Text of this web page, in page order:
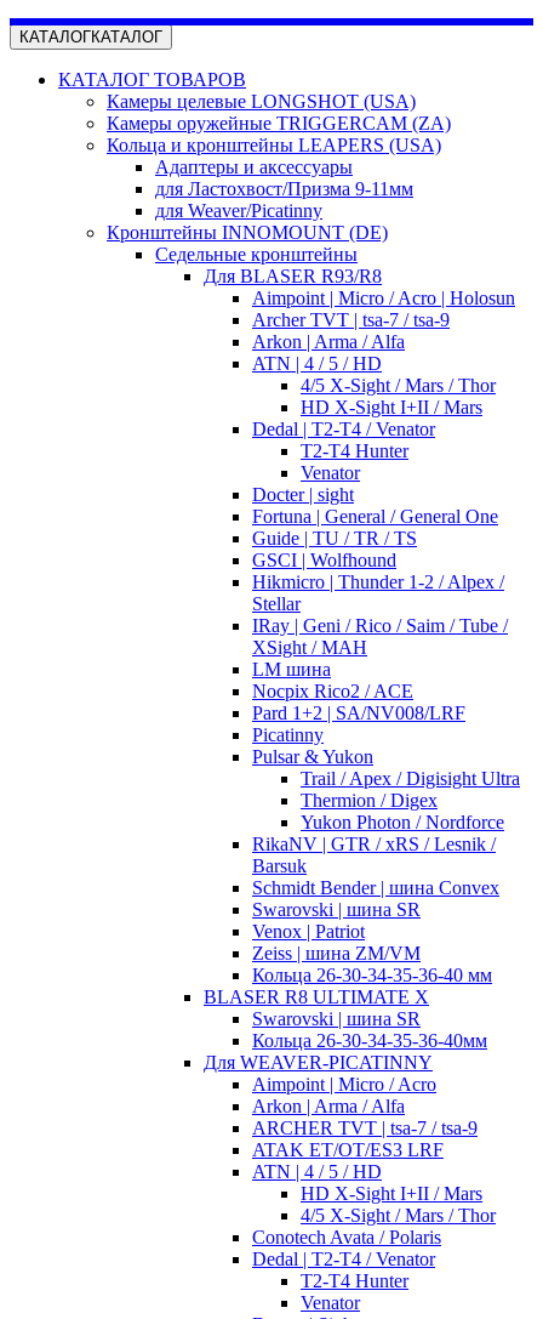
КАТАЛОГКАТАЛОГ
КАТАЛОГ ТОВАРОВ
Камеры целевые LONGSHOT (USA)
Камеры оружейные TRIGGERCAM (ZA)
Кольца и кронштейны LEAPERS (USA)
Адаптеры и аксессуары
для Ластохвост/Призма 9-11мм
для Weaver/Picatinny
Кронштейны INNOMOUNT (DE)
Седельные кронштейны
Для BLASER R93/R8
Aimpoint | Micro / Acro | Holosun
Archer TVT | tsa-7 / tsa-9
Arkon | Arma / Alfa
ATN | 4 / 5 / HD
4/5 X-Sight / Mars / Thor
HD X-Sight I+II / Mars
Dedal | T2-T4 / Venator
T2-T4 Hunter
Venator
Docter | sight
Fortuna | General / General One
Guide | TU / TR / TS
GSCI | Wolfhound
Hikmicro | Thunder 1-2 / Alpex /
Stellar
IRay | Geni / Rico / Saim / Tube /
XSight / MAH
LM шина
Nocpix Rico2 / ACE
Pard 1+2 | SA/NV008/LRF
Picatinny
Pulsar & Yukon
Trail / Apex / Digisight Ultra
Thermion / Digex
Yukon Photon / Nordforce
RikaNV | GTR / xRS / Lesnik /
Barsuk
Schmidt Bender | шина Convex
Swarovski | шина SR
Venox | Patriot
Zeiss | шина ZM/VM
Кольца 26-30-34-35-36-40 мм
BLASER R8 ULTIMATE X
Swarovski | шина SR
Кольца 26-30-34-35-36-40мм
Для WEAVER-PICATINNY
Aimpoint | Micro / Acro
Arkon | Arma / Alfa
ARCHER TVT | tsa-7 / tsa-9
ATAK ET/OT/ES3 LRF
ATN | 4 / 5 / HD
HD X-Sight I+II / Mars
4/5 X-Sight / Mars / Thor
Conotech Avata / Polaris
Dedal | T2-T4 / Venator
T2-T4 Hunter
Venator